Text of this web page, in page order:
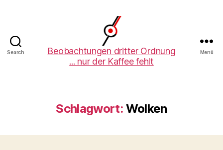
Search
Beobachtungen
dritter
Beobachtungen dritter Ordnung
... nur der Kaffee fehlt
Menü
Schlagwort: Wolken